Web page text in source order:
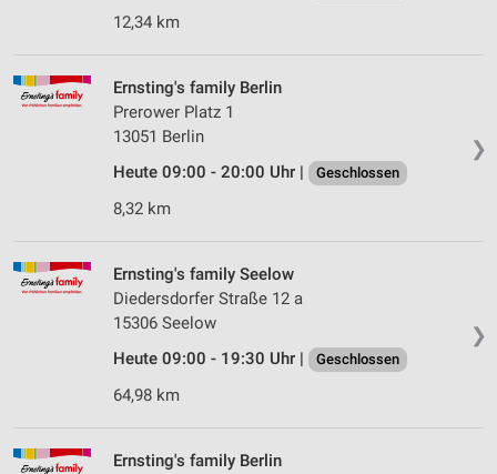
12,34 km
❯
Ernsting's family Berlin
Prerower Platz 1
13051 Berlin
Heute 09:00 - 20:00 Uhr |
Geschlossen
8,32 km
❯
Ernsting's family Seelow
Diedersdorfer Straße 12 a
15306 Seelow
Heute 09:00 - 19:30 Uhr |
Geschlossen
64,98 km
Ernsting's family Berlin